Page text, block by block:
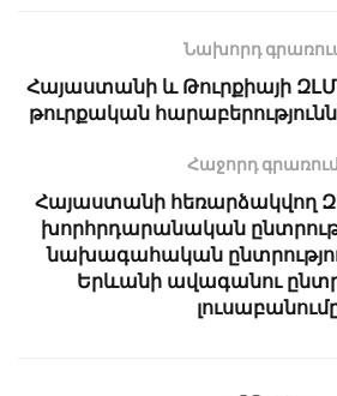
Նախորդ
Հայաստանի և Թուրքիայի ԶԼՄ-
թուրքական
Հաջորդ
Հայաստանի հեռարձակվող
խորհրդարանական
նախագահական
Երևանի ավագանու